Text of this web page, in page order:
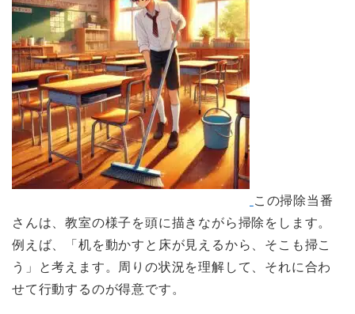
この掃除当番
さんは、教室の様子を頭に描きながら掃除をします。
例えば、「机を動かすと床が見えるから、そこも掃こ
う」と考えます。周りの状況を理解して、それに合わ
せて行動するのが得意です。